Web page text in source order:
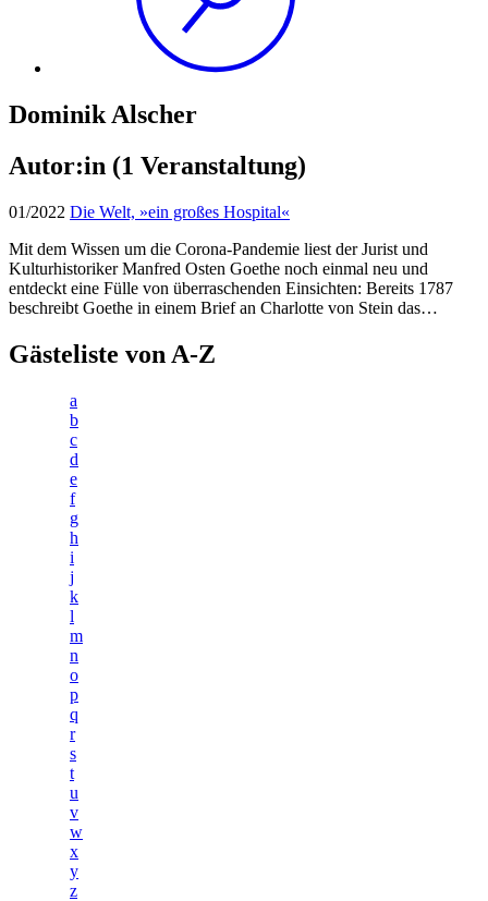
Dominik Alscher
Autor:in (1 Veranstaltung)
01/2022 Die Welt, »ein großes Hospital«
Mit dem Wissen um die Corona-Pandemie liest der Jurist und
Kulturhistoriker Manfred Osten Goethe noch einmal neu und
entdeckt eine Fülle von überraschenden Einsichten: Bereits 1787
beschreibt Goethe in einem Brief an Charlotte von Stein das…
Gästeliste von A-Z
a
b
c
d
e
f
g
h
i
j
k
l
m
n
o
p
q
r
s
t
u
v
w
x
y
z